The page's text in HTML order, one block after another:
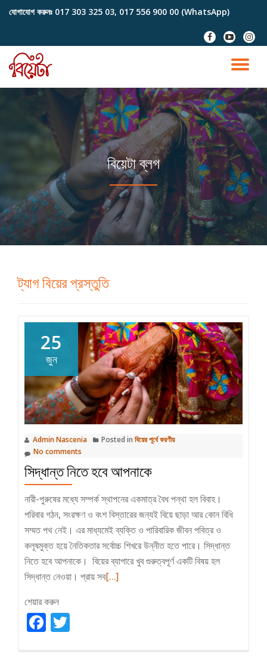
content
যোগাযোগ করুনঃ 017 303 325 03, 017 556 900 00 (WhatsApp)
fa-
facebook
fa-
youtube-
play
fa-
বিয়েটা ব্লগ
ট্যাগবিয়ের প্রস্তুতি
25
জুন
Admin Nascenia Posted in বিয়ের পূর্বে করণীয়
No comments
সিদ্ধান্ত নিতে হবে আপনাকে
নারী-পুরুষের মধ্যে সম্পর্ক স্থাপনের একমাত্র বৈধ পন্থা হল বিবাহ।
পরিবার গঠন, সংরক্ষণ ও বংশ বিস্তারের জন্যই বিয়ে ছাড়া আর কোন বিধি
সম্মত পথ নেই। এর মাধ্যমেই ব্যক্তি ও পারিবারিক জীবন পবিত্র ও
কলূষমুক্ত হয়ে নৈতিকতার সর্বোচ্চ শিখরে উন্নীত হতে পারে। সিদ্ধান্ত
নিতে হবে আপনাকে। বিয়ের ব্যাপারে খুব গুরুত্বপূর্ণ একটি বিষয় হল
সিদ্ধান্ত নেওয়া। প্রায় সবRead
[…]
শেয়ার করুন
Facebook